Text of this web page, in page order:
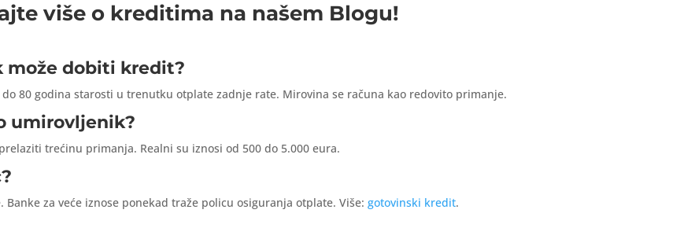
više o kreditima na našem Blogu!
može dobiti kredit?
80 godina starosti u trenutku otplate zadnje rate. Mirovina se računa kao redovito primanje.
umirovljenik?
trećinu primanja. Realni su iznosi od 500 do 5.000 eura.
za veće iznose ponekad traže policu osiguranja otplate. Više:gotovinski kredit.